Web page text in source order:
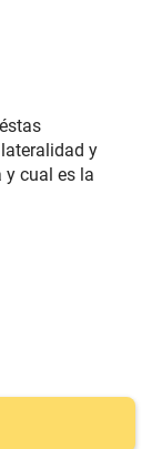
y
y cual es la